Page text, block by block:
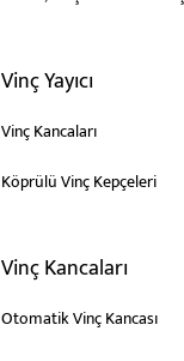
Vinç Yayıcı
Vinç Kancaları
Köprülü Vinç Kepçeleri
Vinç Kancaları
Otomatik Vinç Kancası